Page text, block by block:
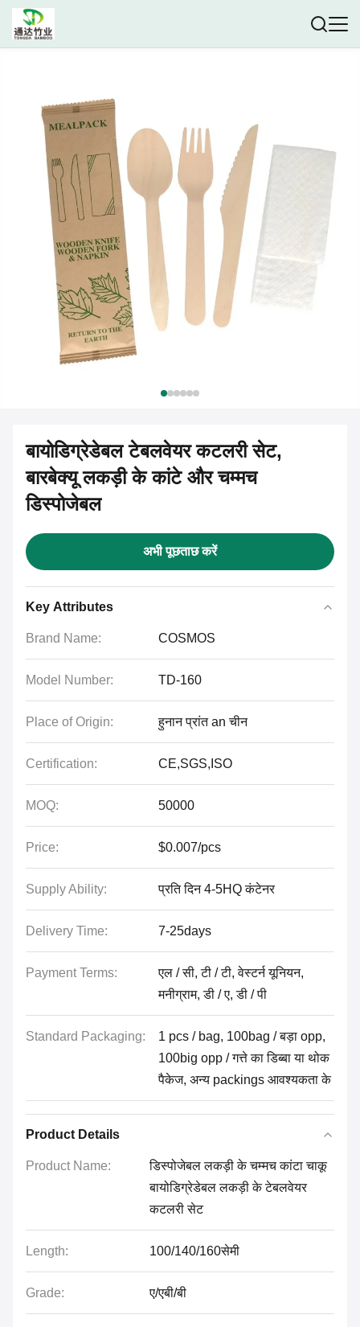
बायोडिग्रेडेबल टेबलवेयर कटलरी सेट,
बारबेक्यू लकड़ी के कांटे और चम्मच
डिस्पोजेबल
अभी पूछताछ करें
Key Attributes
Brand Name: COSMOS
Model Number: TD-160
Place of Origin: हुनान प्रांत an चीन
Certification: CE,SGS,ISO
MOQ: 50000
Price: $0.007/pcs
Supply Ability: प्रति दिन 4-5HQ कंटेनर
Delivery Time: 7-25days
Payment Terms:
एल / सी, टी / टी, वेस्टर्न यूनियन,
मनीग्राम, डी / ए, डी / पी
Standard Packaging:
1 pcs / bag, 100bag / बड़ा opp,
100big opp / गत्ते का डिब्बा या थोक
पैकेज, अन्य packings आवश्यकता के
Product Details
Product Name:
डिस्पोजेबल लकड़ी के चम्मच कांटा चाकू
बायोडिग्रेडेबल लकड़ी के टेबलवेयर
कटलरी सेट
Length: 100/140/160सेमी
Grade: ए/एबी/बी